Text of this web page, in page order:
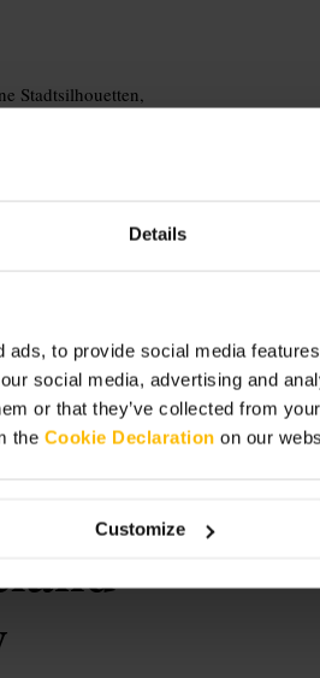
Details
to provide social media
social media, advertising and
or that they’ve collected from
the Cookie Declaration on our
Customize
Stadtsilhouetten,
und um die
vor Ort,
Flusses. Ziehen
kleine Kamera
Turm.